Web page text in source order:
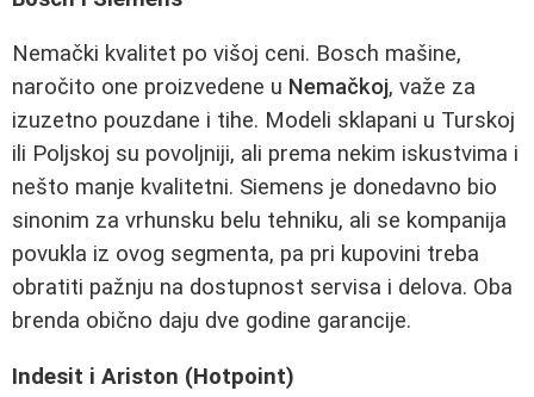
Nemački kvalitet po višoj ceni. Bosch mašine,
naročito one proizvedene u Nemačkoj, važe za
izuzetno pouzdane i tihe. Modeli sklapani u Turskoj
ili Poljskoj su povoljniji, ali prema nekim iskustvima i
nešto manje kvalitetni. Siemens je donedavno bio
sinonim za vrhunsku belu tehniku, ali se kompanija
povukla iz ovog segmenta, pa pri kupovini treba
obratiti pažnju na dostupnost servisa i delova. Oba
brenda obično daju dve godine garancije.
Indesit i Ariston (Hotpoint)